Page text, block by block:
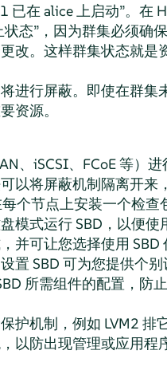
已在 alice 上启动”。在
状态”，因为群集必须确
改。这样群集状态就是
进行屏蔽。即使在群集
资源。
、iSCSI、FCoE 等）
以将屏蔽机制隔离开来
个节点上安装一个检
式运行 SBD，以便使
并可让您选择使用
置 SBD 可为您提供个别
所需组件的配置，防
护机制，例如 LVM2 排
以防出现管理或应用程